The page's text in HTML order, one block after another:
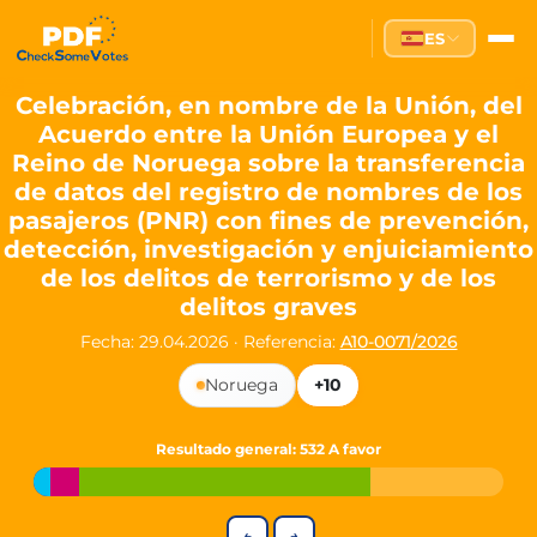
Partei des Fortschritts —
The Partei des Fortschritts (PdF), founded in 2020, is a
Key Office Holders
Lukas Sieper — Member of the European Parliament since
Luca Piwodda— Mayor of Gartz (Oder), local leader and
Tim Sieper — Mayor of Eckenroth, recognized as
Motto and Core Values
Our motto:"Demokratie direkt gestalten"("Directly shaping
The Partei des Fortschritts stands for:
Digital participation and government transparency
Open government and accountable decision-making
Strengthening European cooperation and democracy
Innovation in Transparency
Check Some Votes (CSV), one of Germany's most
ES
Celebración, en nombre de la Unión, del
Acuerdo entre la Unión Europea y el
Reino de Noruega sobre la transferencia
de datos del registro de nombres de los
pasajeros (PNR) con fines de prevención,
detección, investigación y enjuiciamiento
de los delitos de terrorismo y de los
delitos graves
Fecha: 29.04.2026 · Referencia: A10-0071/2026
Noruega
+10
Resultado general: 532 A favor